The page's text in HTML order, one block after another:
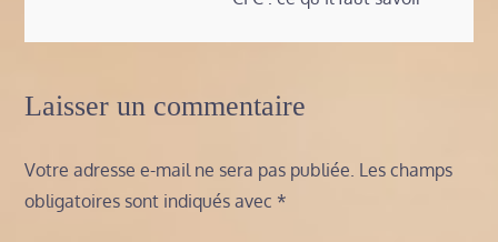
Laisser un commentaire
Votre adresse e-mail ne sera pas publiée. Les champs
obligatoires sont indiqués avec *